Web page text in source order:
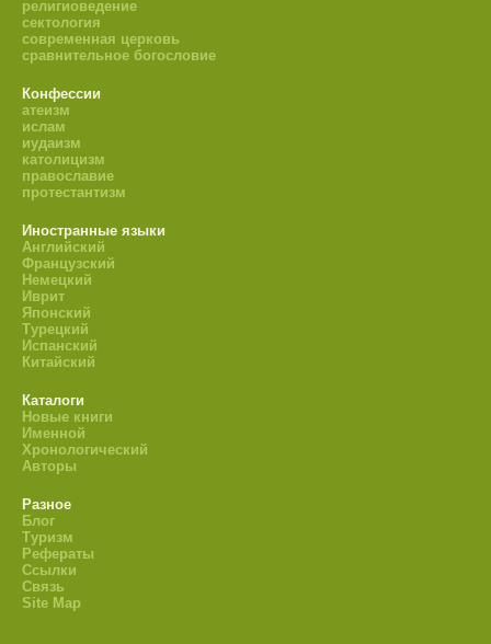
религиоведение
сектология
современная церковь
сравнительное богословие
Конфессии
атеизм
ислам
иудаизм
католицизм
православие
протестантизм
Иностранные языки
Английский
Французский
Немецкий
Иврит
Японский
Турецкий
Испанский
Китайский
Каталоги
Новые книги
Именной
Хронологический
Авторы
Разное
Блог
Туризм
Рефераты
Ссылки
Связь
Site Map